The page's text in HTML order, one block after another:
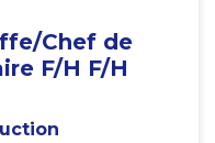
Chef de
F/H F/H